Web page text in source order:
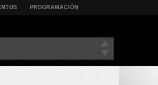
PROGRAMACIÓN